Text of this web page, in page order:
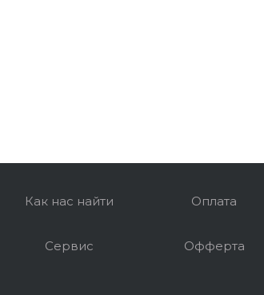
Как нас найти Оплата
Сервис Офферта